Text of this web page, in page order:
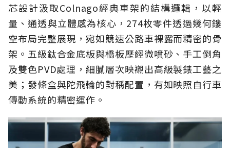
芯設計汲取Colnago經典車架的結構邏輯，以輕
量、通透與立體感為核心，274枚零件透過幾何鏤
空布局完整展現，宛如競速公路車裸露而精密的骨
架。五級鈦合金底板與橋板歷經微噴砂、手工倒角
及雙色PVD處理，細膩層次映襯出高級製錶工藝之
美；發條盒與陀飛輪的對稱配置，有如映照自行車
傳動系統的精密運作。